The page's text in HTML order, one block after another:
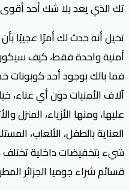
تك الذي يعد بلا شك أحد أقوى
تخيل أنه حدث لك أمرًا عجيبًا
أمنية واحدة فقط، كيف
فما بالك بوجود أحد كوبونات
آلاف الأمنيات دون أي عناء،
عليها، ومنها الأزياء، المنزل
العناية بالطفل، الألعاب،
شيء بتخفيضات داخلية
قسائم شراء جوميا الجزائر